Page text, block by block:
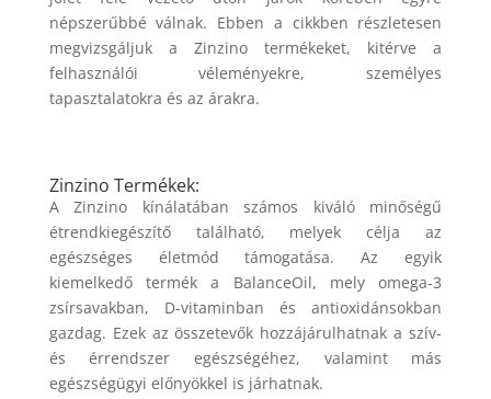
népszerűbbé válnak. Ebben a cikkben részletesen
megvizsgáljuk a Zinzino termékeket, kitérve a
felhasználói véleményekre, személyes
tapasztalatokra és az árakra.
Zinzino Termékek:
A Zinzino kínálatában számos kiváló minőségű
étrendkiegészítő található, melyek célja az
egészséges életmód támogatása. Az egyik
kiemelkedő termék a BalanceOil, mely omega-3
zsírsavakban, D-vitaminban és antioxidánsokban
gazdag. Ezek az összetevők hozzájárulhatnak a szív-
és érrendszer egészségéhez, valamint más
egészségügyi előnyökkel is járhatnak.